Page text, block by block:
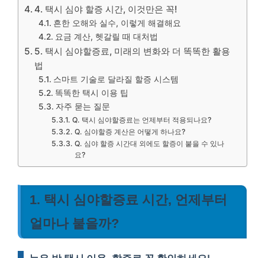
4. 택시 심야 할증 시간, 이것만은 꼭!
흔한 오해와 실수, 이렇게 해결해요
요금 계산, 헷갈릴 때 대처법
5. 택시 심야할증료, 미래의 변화와 더 똑똑한 활용
법
스마트 기술로 달라질 할증 시스템
똑똑한 택시 이용 팁
자주 묻는 질문
Q. 택시 심야할증료는 언제부터 적용되나요?
Q. 심야할증 계산은 어떻게 하나요?
Q. 심야 할증 시간대 외에도 할증이 붙을 수 있나
요?
1. 택시 심야할증료 시간, 언제부터
얼마나 붙을까?